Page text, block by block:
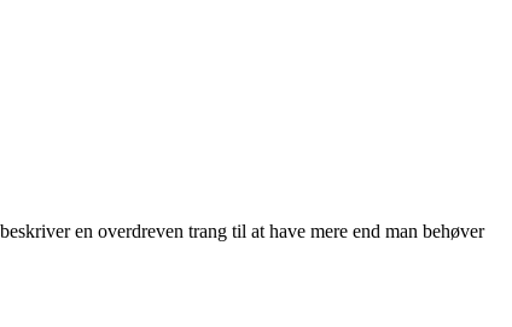
en overdreven trang til at have mere end man behøver